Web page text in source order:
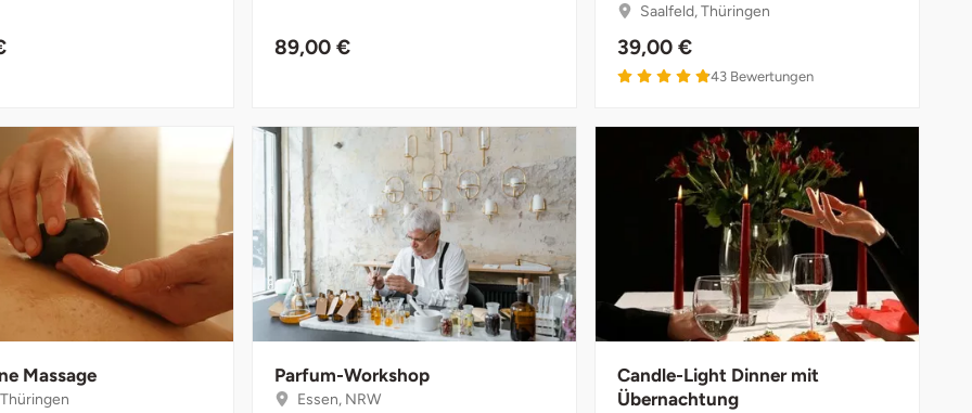
89,00 €
Saalfeld, Thüringen
39,00 €
43 Bewertungen
Massage Parfum-Workshop
Essen, NRW
Candle-Light Dinner mit
Übernachtung